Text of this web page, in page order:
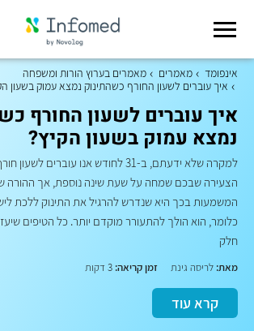
אינפומד מאמרים
מאמרים בערוץ הורות ומשפחה
איך עוברים לשעון החורף כשהתינוק נמצא עמוק בשעון
איך עוברים לשעון החורף
נמצא עמוק בשעון הקיץ?
למקרה שלא ידעתם, ב-31 לחודש אנו עוברים
הצעירה שבכם שמחה על שעת שינה נוספת, אך ההורה
המשמעות בכך היא שנדרש להרגיל את התינוק ללכת
כלומר, הוא הולך להתעורר מוקדם יותר. כל הטיפים
חלק
מאת: לריסה גינת זמן קריאה:
קרא עוד